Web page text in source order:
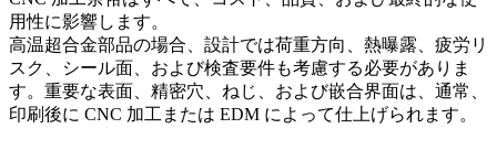
用性に影響します。
高温超合金部品の場合、設計では荷重方向、熱曝露、疲労リ
スク、シール面、および検査要件も考慮する必要がありま
す。重要な表面、精密穴、ねじ、および嵌合界面は、通常、
印刷後に CNC 加工または EDM によって仕上げられます。